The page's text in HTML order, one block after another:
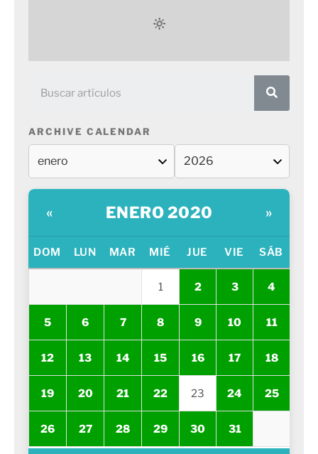
ARCHIVE CALENDAR
« ENERO 2020 »
DOM LUN MAR MIÉ JUE VIE SÁB
1 2 3 4
5 6 7 8 9 10 11
12 13 14 15 16 17 18
19 20 21 22 23 24 25
26 27 28 29 30 31